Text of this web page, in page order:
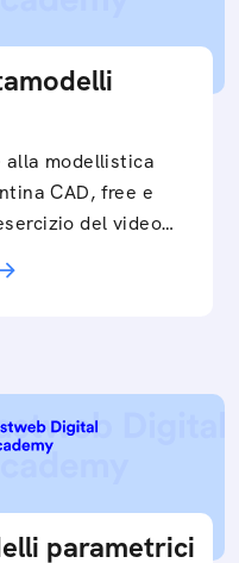
modellistica
CAD, free e
del video…
parametrici